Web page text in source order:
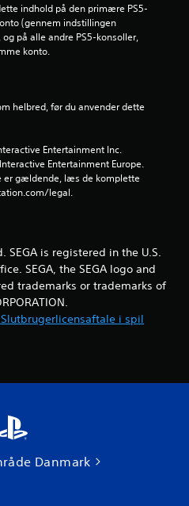
f
a
8
8
v
indhold på den primære PS5-
(gennem indstillingen
på alle andre PS5-konsoller,
konto.
Entertainment Inc.
Entertainment Europe.
er gældende, læs de komplette
legal.
SEGA is registered in the U.S.
SEGA, the SEGA logo and
trademarks or trademarks of
i spil
Danmark